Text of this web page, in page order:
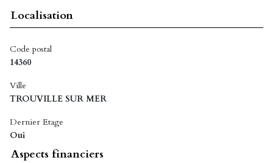
Localisation
Code postal
14360
Ville
TROUVILLE SUR MER
Dernier Etage
Oui
Aspects financiers